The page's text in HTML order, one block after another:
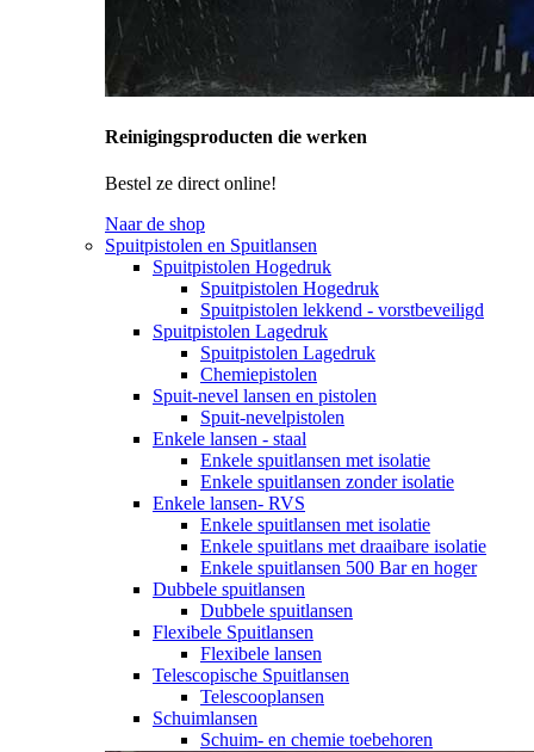
Reinigingsproducten die werken
Bestel ze direct online!
Naar de shop
Spuitpistolen en Spuitlansen
Spuitpistolen Hogedruk
Spuitpistolen Hogedruk
Spuitpistolen lekkend - vorstbeveiligd
Spuitpistolen Lagedruk
Spuitpistolen Lagedruk
Chemiepistolen
Spuit-nevel lansen en pistolen
Spuit-nevelpistolen
Enkele lansen - staal
Enkele spuitlansen met isolatie
Enkele spuitlansen zonder isolatie
Enkele lansen- RVS
Enkele spuitlansen met isolatie
Enkele spuitlans met draaibare isolatie
Enkele spuitlansen 500 Bar en hoger
Dubbele spuitlansen
Dubbele spuitlansen
Flexibele Spuitlansen
Flexibele lansen
Telescopische Spuitlansen
Telescooplansen
Schuimlansen
Schuim- en chemie toebehoren